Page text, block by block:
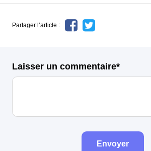
Partager l’article :
Laisser un commentaire*
Envoyer